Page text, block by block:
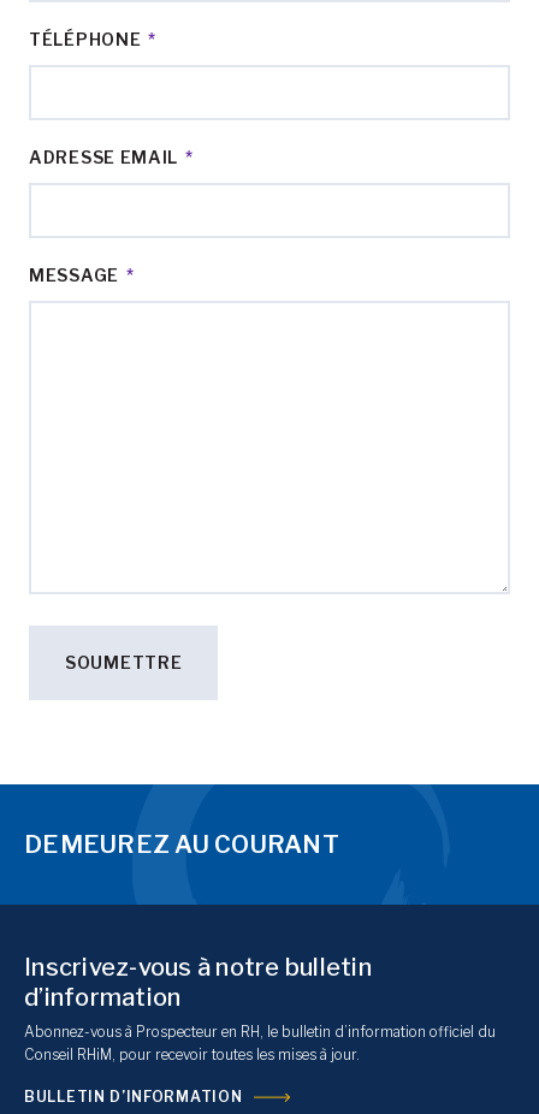
TÉLÉPHONE *
ADRESSE EMAIL *
MESSAGE *
DEMEUREZ AU COURANT
Inscrivez-vous à notre bulletin
d’information
Abonnez-vous à Prospecteur en RH, le bulletin d’information officiel du
Conseil RHiM, pour recevoir toutes les mises à jour.
BULLETIN D’INFORMATION